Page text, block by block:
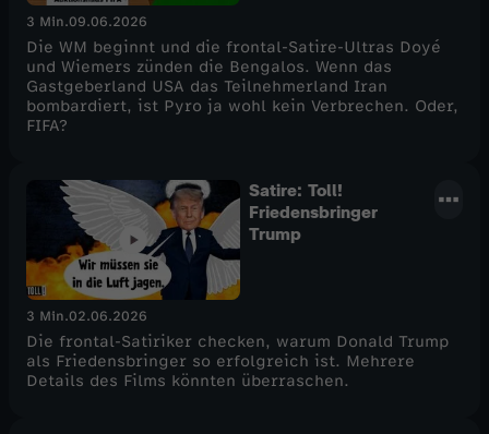
3 Min.09.06.2026
Die WM beginnt und die frontal-Satire-Ultras Doyé
und Wiemers zünden die Bengalos. Wenn das
Gastgeberland USA das Teilnehmerland Iran
bombardiert, ist Pyro ja wohl kein Verbrechen. Oder,
FIFA?
Satire: Toll!
Friedensbringer
Trump
3 Min.02.06.2026
Die frontal-Satiriker checken, warum Donald Trump
als Friedensbringer so erfolgreich ist. Mehrere
Details des Films könnten überraschen.